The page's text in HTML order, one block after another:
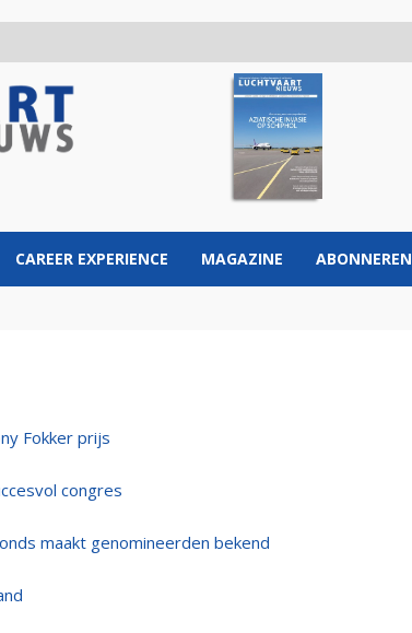
CAREER EXPERIENCE MAGAZINE ABONNEREN
Fokker prijs
congres
maakt genomineerden bekend